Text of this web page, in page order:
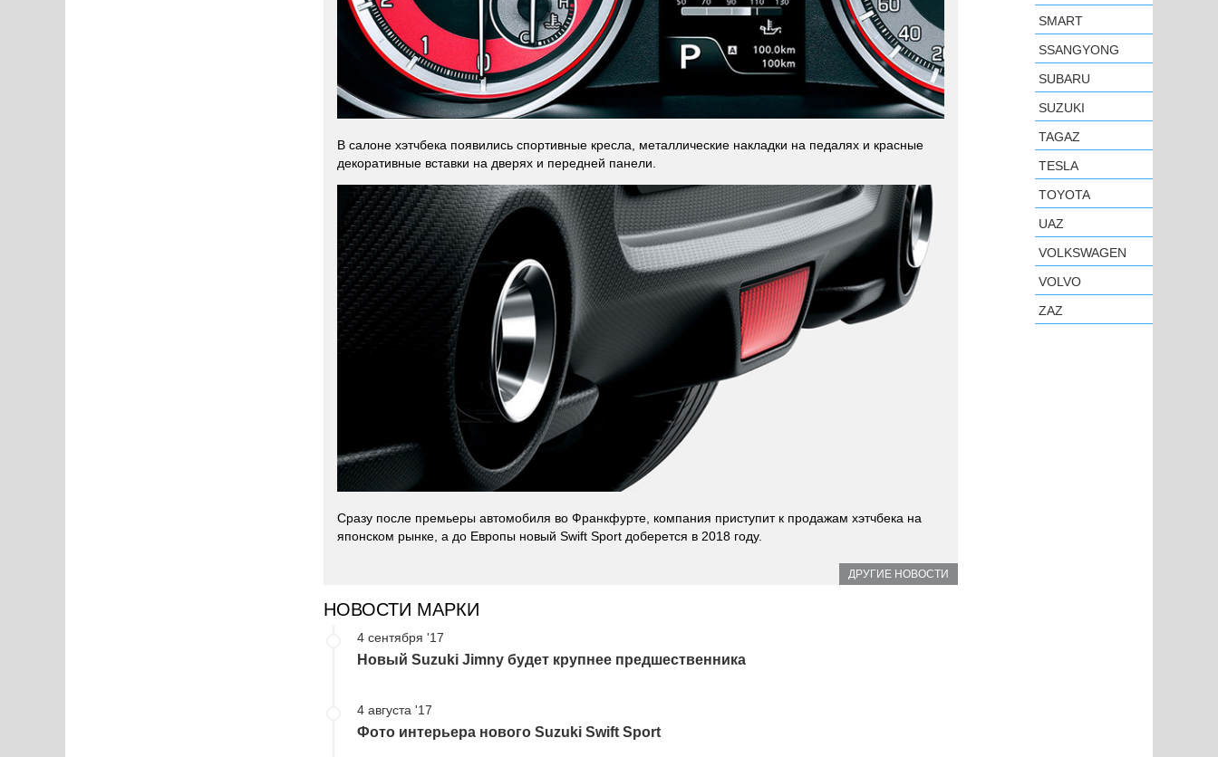
В салоне хэтчбека появились спортивные кресла, металлические накладки на педалях и красные
декоративные вставки на дверях и передней панели.
Сразу после премьеры автомобиля во Франкфурте, компания приступит к продажам хэтчбека на
японском рынке, а до Европы новый Swift Sport доберется в 2018 году.
ДРУГИЕ НОВОСТИ
НОВОСТИ МАРКИ
4 сентября '17
Новый Suzuki Jimny будет крупнее предшественника
4 августа '17
Фото интерьера нового Suzuki Swift Sport
SMART
SSANGYONG
SUBARU
SUZUKI
TAGAZ
TESLA
TOYOTA
UAZ
VOLKSWAGEN
VOLVO
ZAZ